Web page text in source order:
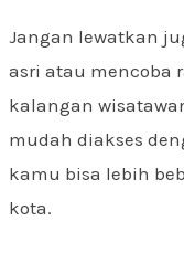
Jangan lewatkan
asri atau mencoba
kalangan
mudah diakses
kamu bisa lebih
kota.